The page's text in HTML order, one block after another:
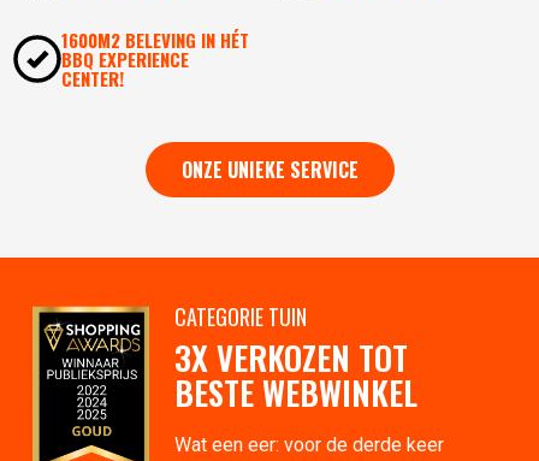
1600M2 BELEVING IN HÉT
BBQ EXPERIENCE
CENTER!
ONZE UNIEKE SERVICE
CATEGORIE TUIN
3X VERKOZEN TOT
BESTE WEBWINKEL
Wat een eer: voor de derde keer